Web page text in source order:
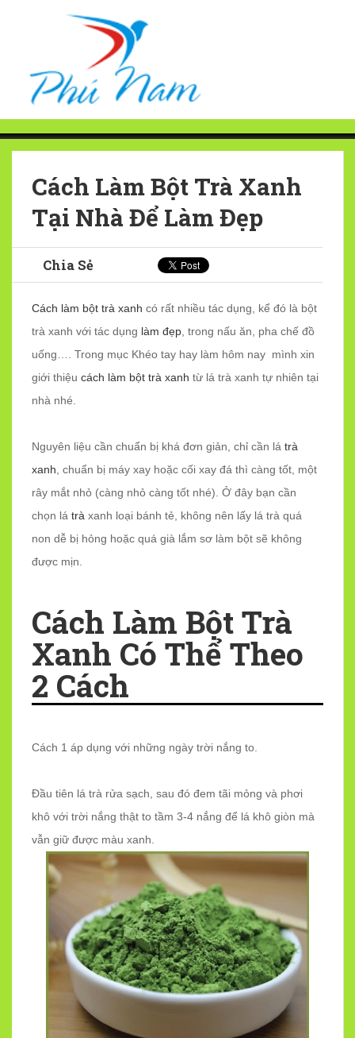
Cách Làm Bột Trà Xanh
Tại Nhà Để Làm Đẹp
Chia Sẻ
Cách làm bột trà xanh có rất nhiều tác dụng, kể đó là bột
trà xanh với tác dụng làm đẹp , trong nấu ăn, pha chế đồ
uống…. Trong mục Khéo tay hay làm hôm nay mình xin
giới thiệu cách làm bột trà xanh từ lá trà xanh tự nhiên tại
nhà nhé.
Nguyên liệu cần chuẩn bị khá đơn giản, chỉ cần lá trà
xanh , chuẩn bị máy xay hoặc cối xay đá thì càng tốt, một
rây mắt nhỏ (càng nhỏ càng tốt nhé). Ở đây bạn cần
chọn lá trà xanh loại bánh tẻ, không nên lấy lá trà quá
non dễ bị hỏng hoặc quá già lắm sơ làm bột sẽ không
được mịn.
Cách Làm Bột Trà
Xanh Có Thể Theo
2 Cách
Cách 1 áp dụng với những ngày trời nắng to.
Đầu tiên lá trà rửa sạch, sau đó đem tãi mỏng và phơi
khô với trời nắng thật to tầm 3-4 nắng để lá khô giòn mà
vẫn giữ được màu xanh.